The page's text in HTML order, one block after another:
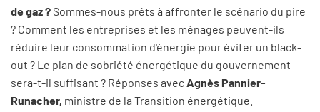
de gaz ?Sommes-nous prêts à affronter le scénario du pire
? Comment les entreprises et les ménages peuvent-ils
réduire leur consommation d'énergie pour éviter un black-
out ? Le plan de sobriété énergétique du gouvernement
sera-t-il suffisant ? Réponses avec Agnès Pannier-
Runacher, ministre de la Transition énergétique.